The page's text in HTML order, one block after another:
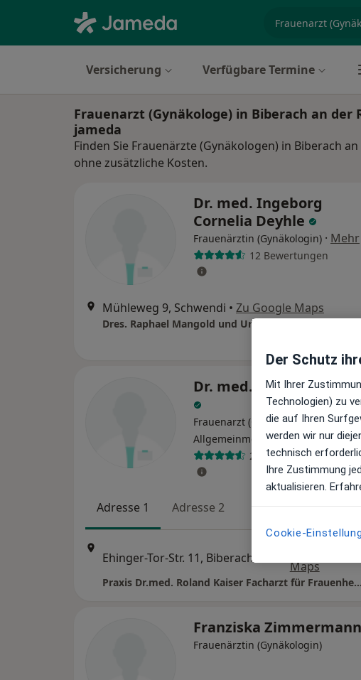
Versicherung Verfügbare Termine
Frauenarzt (Gynäkologe) in Biberach an der
jameda
Finden Sie Frauenärzte (Gynäkologen) in Biberach
ohne zusätzliche Kosten.
Dr. med. Ingeborg
Cornelia Deyhle
Frauenärztin (Gynäkologin) · Mehr
12 Bewertungen
Mühleweg 9, Schwendi • Zu Google Maps
Dres. Raphael Mangold und Urszula Rauch
Dr. med. Roland Kaiser
Frauenarzt (Gynäkologe),
Allgemeinmediziner·Mehr
29 Bewertungen
Adresse 1 Adresse 2
Maps
Praxis Dr.med. Roland Kaiser Facharzt für Frauenheilkunde und Geburtshilfe
Franziska Zimmermann
Frauenärztin (Gynäkologin)
Der Schutz
Mit Ihrer
Technologien) zu
die auf Ihren
werden wir nur
technisch
Ihre Zustimmung
aktualisieren.
Cookie-